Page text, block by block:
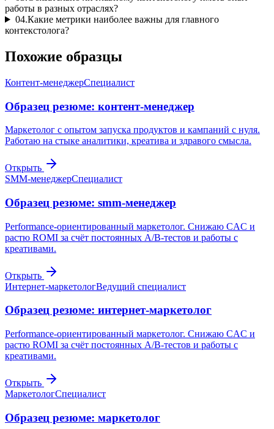
работы в разных отраслях?
04.Какие метрики наиболее важны для главного
контекстолога?
Похожие образцы
Контент-менеджерСпециалист
Образец резюме: контент-менеджер
Маркетолог с опытом запуска продуктов и кампаний с нуля.
Работаю на стыке аналитики, креатива и здравого смысла.
Открыть
SMM-менеджерСпециалист
Образец резюме: smm-менеджер
Performance-ориентированный маркетолог. Снижаю CAC и
растю ROMI за счёт постоянных A/B-тестов и работы с
креативами.
Открыть
Интернет-маркетологВедущий специалист
Образец резюме: интернет-маркетолог
Performance-ориентированный маркетолог. Снижаю CAC и
растю ROMI за счёт постоянных A/B-тестов и работы с
креативами.
Открыть
МаркетологСпециалист
Образец резюме: маркетолог